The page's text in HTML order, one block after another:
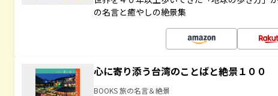
の名言と癒やしの絶景集
心に寄り添う台湾のことばと絶景１００
BOOKS 旅の名言＆絶景